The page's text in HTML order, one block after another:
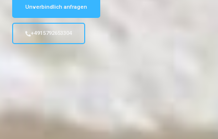
Unverbindlich anfragen
+4915792653304